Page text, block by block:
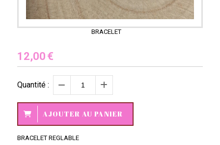
BRACELET
12,00 €
Quantité :
AJOUTER AU PANIER
BRACELET REGLABLE